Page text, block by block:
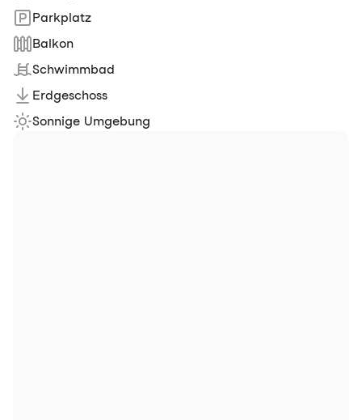
Parkplatz
Balkon
Schwimmbad
Erdgeschoss
Sonnige Umgebung